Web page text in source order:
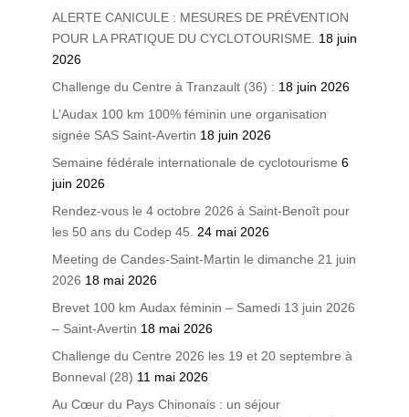
ALERTE CANICULE : MESURES DE PRÉVENTION
POUR LA PRATIQUE DU CYCLOTOURISME. 18 juin
2026
Challenge du Centre à Tranzault (36) : 18 juin 2026
L’Audax 100 km 100% féminin une organisation
signée SAS Saint-Avertin 18 juin 2026
Semaine fédérale internationale de cyclotourisme 6
juin 2026
Rendez-vous le 4 octobre 2026 à Saint-Benoît pour
les 50 ans du Codep 45.
24 mai 2026
Meeting de Candes-Saint-Martin le dimanche 21 juin
2026 18 mai 2026
Brevet 100 km Audax féminin – Samedi 13 juin 2026
– Saint-Avertin 18 mai 2026
Challenge du Centre 2026 les 19 et 20 septembre à
Bonneval (28) 11 mai 2026
Au Cœur du Pays Chinonais : un séjour